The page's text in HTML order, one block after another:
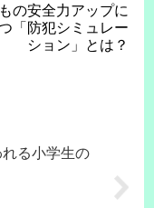
の安全力アップに
「防犯シミュレー
ション」とは？
る小学生の